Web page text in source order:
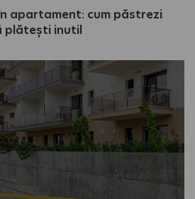
apartament: cum păstrezi
plătești inutil